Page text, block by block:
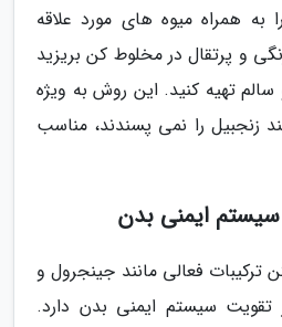
به همراه میوه های مورد علاقه
و پرتقال در مخلوط کن بریزید
تهیه کنید. این روش به ویژه
زنجبیل را نمی پسندند، مناسب
سیستم ایمنی بدن
ترکیبات فعالی مانند جینجرول و
سیستم ایمنی بدن دارد.